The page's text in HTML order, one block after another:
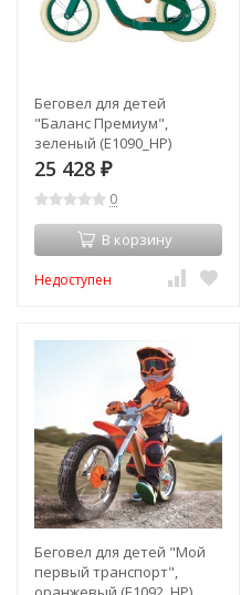
Беговел для детей
"Баланс Премиум",
зеленый (E1090_HP)
25 428 ₽
0
В корзину
Недоступен
Беговел для детей "Мой
первый транспорт",